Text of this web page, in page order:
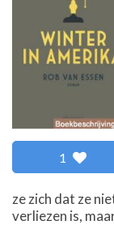
1
ze zich dat ze
verliezen is,